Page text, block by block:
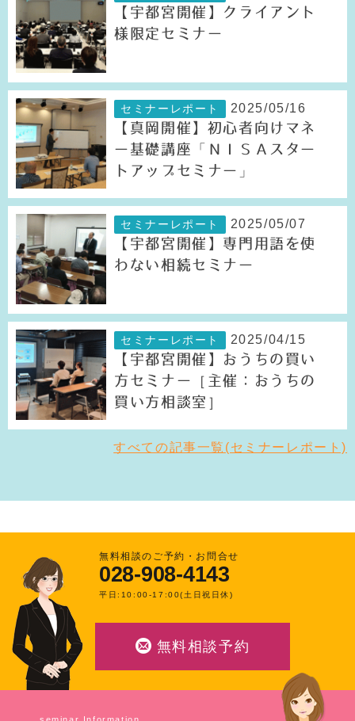
【宇都宮開催】クライアント
様限定セミナー
セミナーレポート 2025/05/16
【真岡開催】初心者向けマネ
ー基礎講座「ＮＩＳＡスター
トアップセミナー」
セミナーレポート 2025/05/07
【宇都宮開催】専門用語を使
わない相続セミナー
セミナーレポート 2025/04/15
【宇都宮開催】おうちの買い
方セミナー［主催：おうちの
買い方相談室］
すべての記事一覧(セミナーレポート)
無料相談のご予約・お問合せ
028-908-4143
平日:10:00-17:00(土日祝日休)
無料相談予約